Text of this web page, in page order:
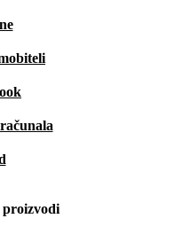
proizvodi